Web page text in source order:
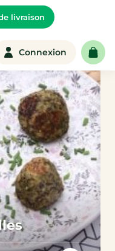
livraison
Connexion